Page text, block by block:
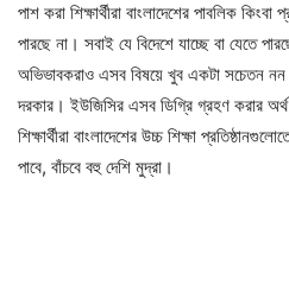
পাশ করা শিক্ষার্থীরা বাংলাদেশের পাবলিক
পারছে না। সবাই যে বিদেশে যাচ্ছে বা যেতে
অভিভাবকরাও এসব বিষয়ে খুব একটা সচেতন
দরকার। ইউজিসির এসব ডিগ্রি গ্রহণ করার
শিক্ষার্থীরা বাংলাদেশের উচ্চ শিক্ষা
পাবে, বাঁচবে বহু দেশি মুদ্রা।